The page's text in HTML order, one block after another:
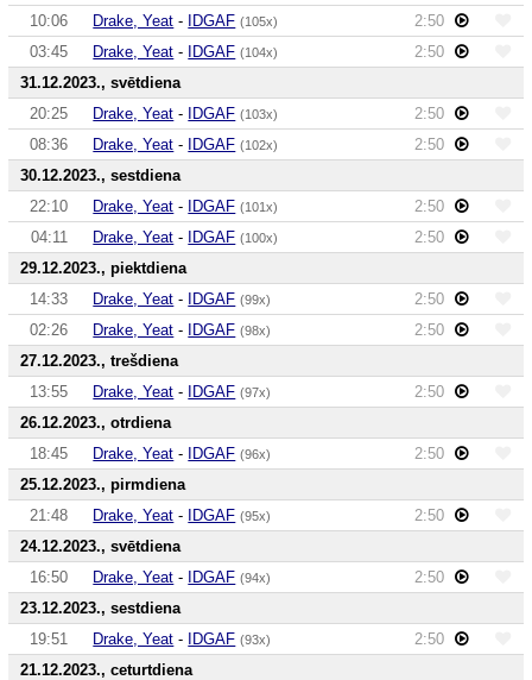
10:06
Drake, Yeat - IDGAF (105x)
2:50
03:45
Drake, Yeat - IDGAF (104x)
2:50
31.12.2023., svētdiena
20:25
Drake, Yeat - IDGAF (103x)
2:50
08:36
Drake, Yeat - IDGAF (102x)
2:50
30.12.2023., sestdiena
22:10
Drake, Yeat - IDGAF (101x)
2:50
04:11
Drake, Yeat - IDGAF (100x)
2:50
29.12.2023., piektdiena
14:33
Drake, Yeat - IDGAF (99x)
2:50
02:26
Drake, Yeat - IDGAF (98x)
2:50
27.12.2023., trešdiena
13:55
Drake, Yeat - IDGAF (97x)
2:50
26.12.2023., otrdiena
18:45
Drake, Yeat - IDGAF (96x)
2:50
25.12.2023., pirmdiena
21:48
Drake, Yeat - IDGAF (95x)
2:50
24.12.2023., svētdiena
16:50
Drake, Yeat - IDGAF (94x)
2:50
23.12.2023., sestdiena
19:51
Drake, Yeat - IDGAF (93x)
2:50
21.12.2023., ceturtdiena